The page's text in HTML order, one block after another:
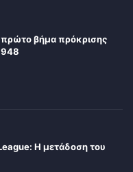
πρώτο βήμα πρόκρισης
Η μετάδοση του